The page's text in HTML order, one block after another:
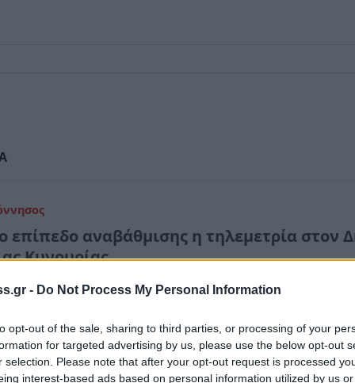
- Do Not Process My Personal Information
opt-out of the sale, sharing to third parties, or processing of your
for targeted advertising by us, please use the below opt-out
selection. Please note that after your opt-out request is processed
interest-based ads based on personal information utilized by us
επίπεδο αναβάθμισης η τηλεμετρία στον
Κυνουρίας
χρηματοδοτείται από το Πρόγραμμα «Αντώνης Τρίτσης»,
13:09